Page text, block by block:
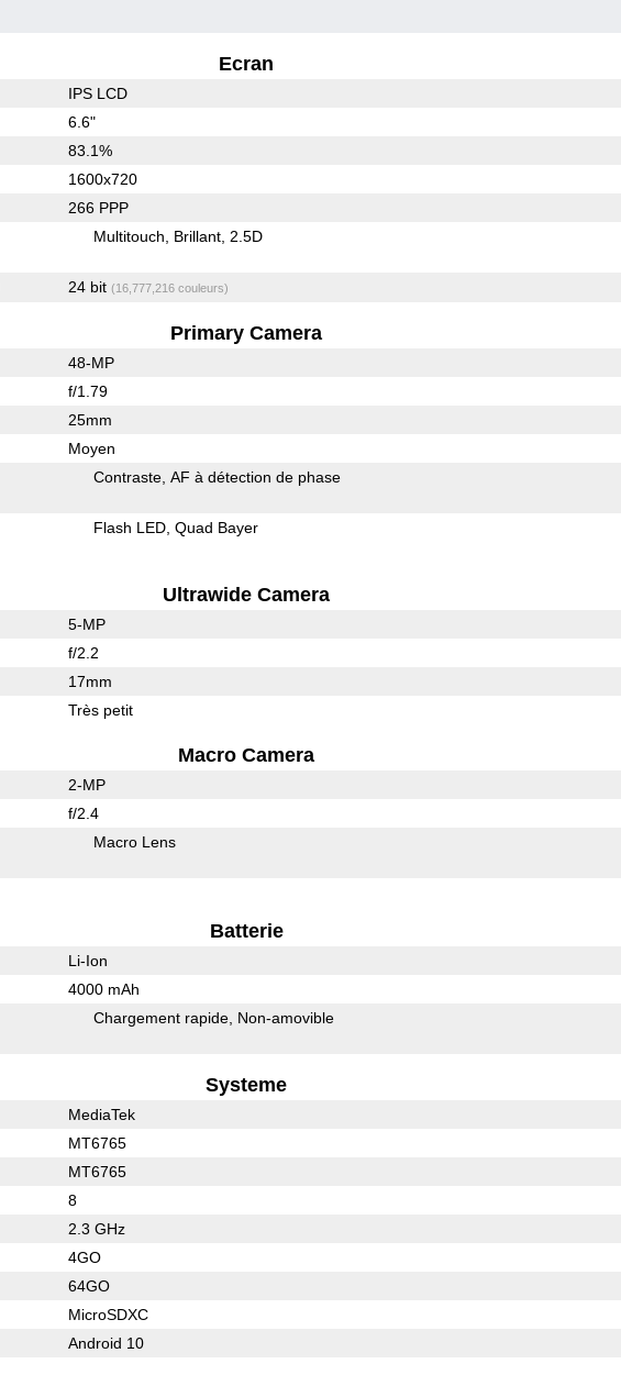
Ecran
IPS LCD
6.6"
83.1%
1600x720
266 PPP
Multitouch Brillant 2.5D
24 bit (16,777,216 couleurs)
Primary Camera
48-MP
f/1.79
25mm
Moyen
Contraste AF à détection de phase
Flash LED Quad Bayer
Ultrawide Camera
5-MP
f/2.2
17mm
Très petit
Macro Camera
2-MP
f/2.4
Macro Lens
Batterie
Li-Ion
4000 mAh
Chargement rapide Non-amovible
Systeme
MediaTek
MT6765
MT6765
8
2.3 GHz
4GO
64GO
MicroSDXC
Android 10